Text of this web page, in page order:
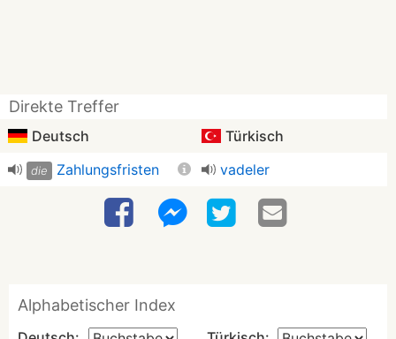
Direkte Treffer
Deutsch Türkisch
die Zahlungsfristen vadeler
Alphabetischer Index